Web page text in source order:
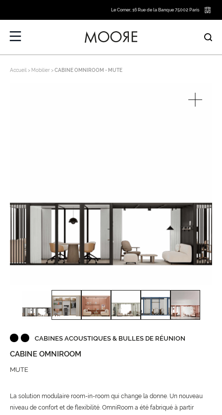
Le Corner, 16 Rue de la Banque 75002 Paris
Accueil Mobilier CABINE OMNIROOM - MUTE
CABINES ACOUSTIQUES & BULLES DE RÉUNION
CABINE OMNIROOM
MUTE
La solution modulaire room-in-room qui change la donne. Un nouveau
niveau de confort et de flexibilité. OmniRoom a été fabriqué à partir